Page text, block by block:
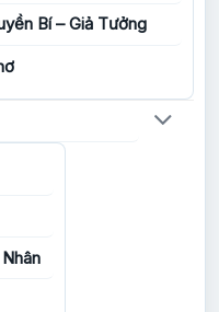
Bí – Giả Tưởng